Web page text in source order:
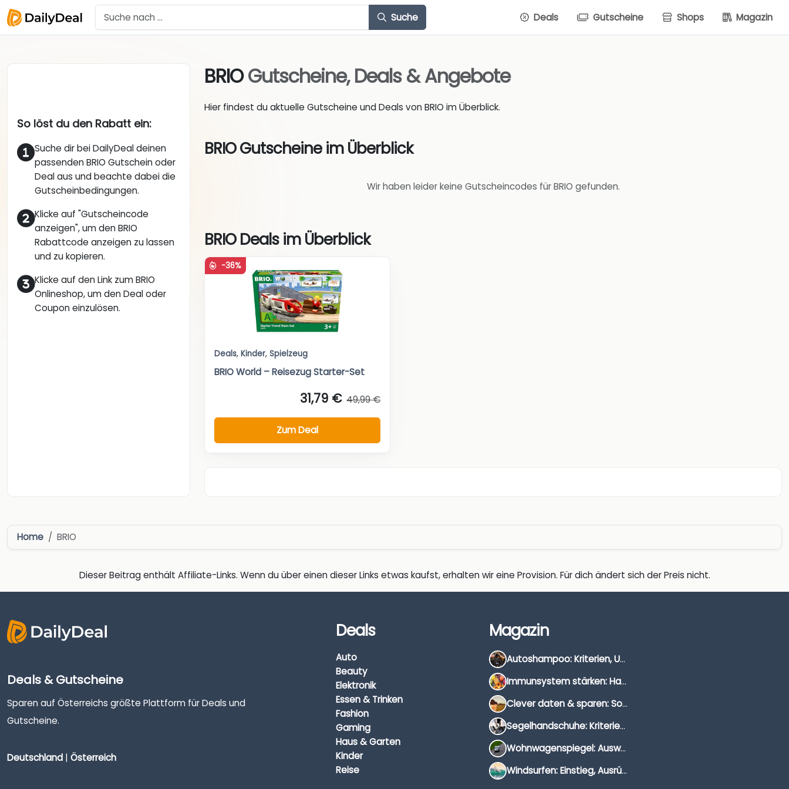
Suche Deals Gutscheine Shops Magazin
So löst du den Rabatt ein:
Suche dir bei DailyDeal deinen
passenden BRIO Gutschein oder
Deal aus und beachte dabei die
Gutscheinbedingungen.
Klicke auf "Gutscheincode
anzeigen", um den BRIO
Rabattcode anzeigen zu lassen
und zu kopieren.
Klicke auf den Link zum BRIO
Onlineshop, um den Deal oder
Coupon einzulösen.
BRIOGutscheine, Deals & Angebote
Hier findest du aktuelle Gutscheine und Deals von BRIO im Überblick.
BRIO Gutscheine im Überblick
Wir haben leider keine Gutscheincodes für BRIO gefunden.
BRIO Deals im Überblick
-36%
Deals, Kinder, Spielzeug
BRIO World – Reisezug Starter-Set
31,79 € 49,99 €
Zum Deal
Home BRIO
Dieser Beitrag enthält Affiliate-Links. Wenn du über einen dieser Links etwas kaufst, erhalten wir eine Provision. Für dich ändert sich der Preis nicht.
Deals & Gutscheine
Sparen auf Österreichs größte Plattform für Deals und
Gutscheine.
Deutschland | Österreich
Deals
Auto
Beauty
Elektronik
Essen & Trinken
Fashion
Gaming
Haus & Garten
Kinder
Reise
Magazin
Autoshampoo: Kriterien, Unterschiede & Anwendung
Immunsystem stärken: Hausmittel, Vitamine & Wissenswertes
Clever daten & sparen: So findest du die besten Deals für Dates und Unternehmungen
Segelhandschuhe: Kriterien, Materialien & Tipps
Wohnwagenspiegel: Auswahl, Preise & Montage
Windsurfen: Einstieg, Ausrüstung & Tipps